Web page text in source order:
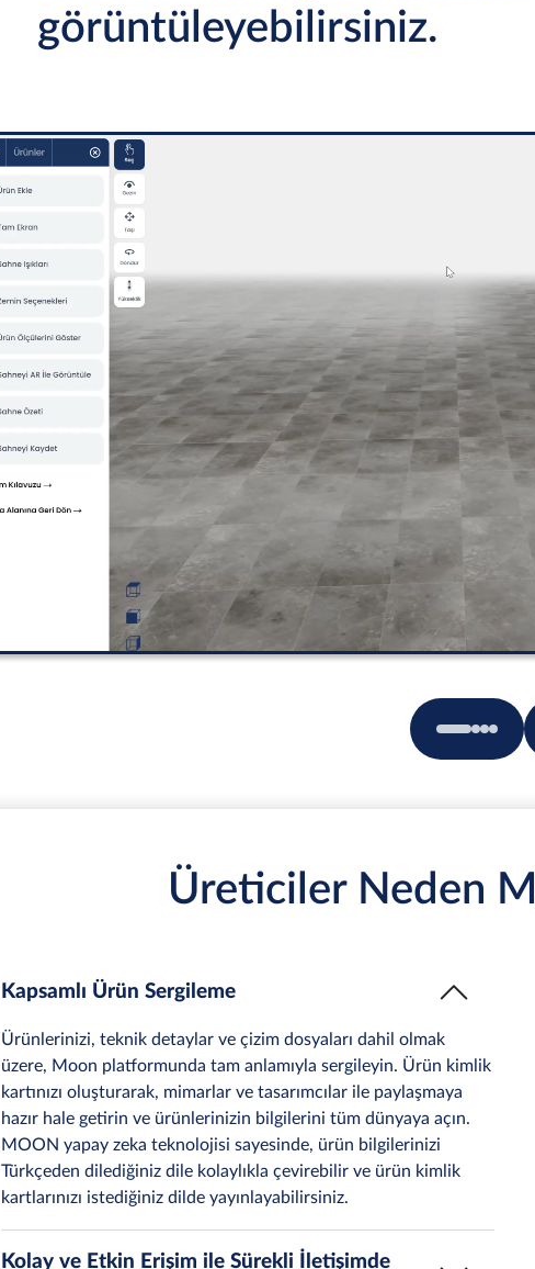
görüntüleyebilirsiniz.
Üreticiler Neden
Kapsamlı Ürün Sergileme
Ürünlerinizi, teknik detaylar ve çizim dosyaları dahil olmak
üzere, Moon platformunda tam anlamıyla sergileyin. Ürün kimlik
kartınızı oluşturarak, mimarlar ve tasarımcılar ile paylaşmaya
hazır hale getirin ve ürünlerinizin bilgilerini tüm dünyaya açın.
MOON yapay zeka teknolojisi sayesinde, ürün bilgilerinizi
Türkçeden dilediğiniz dile kolaylıkla çevirebilir ve ürün kimlik
kartlarınızı istediğiniz dilde yayınlayabilirsiniz.
Kolay ve Etkin Erişim ile Sürekli İletişimde